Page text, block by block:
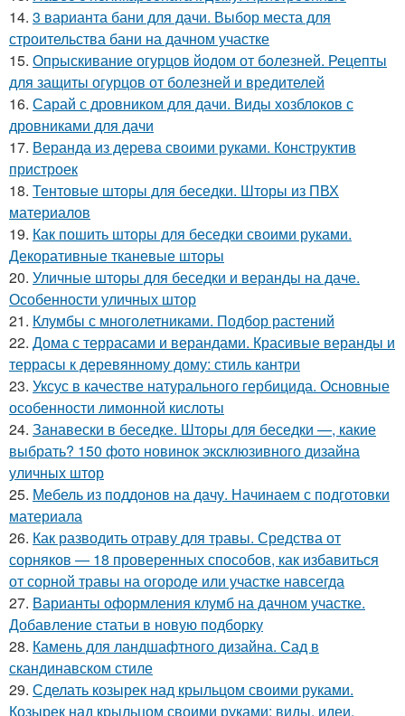
14. 3 варианта бани для дачи. Выбор места для
строительства бани на дачном участке
15. Опрыскивание огурцов йодом от болезней. Рецепты
для защиты огурцов от болезней и вредителей
16. Сарай с дровником для дачи. Виды хозблоков с
дровниками для дачи
17. Веранда из дерева своими руками. Конструктив
пристроек
18. Тентовые шторы для беседки. Шторы из ПВХ
материалов
19. Как пошить шторы для беседки своими руками.
Декоративные тканевые шторы
20. Уличные шторы для беседки и веранды на даче.
Особенности уличных штор
21. Клумбы с многолетниками. Подбор растений
22. Дома с террасами и верандами. Красивые веранды и
террасы к деревянному дому: стиль кантри
23. Уксус в качестве натурального гербицида. Основные
особенности лимонной кислоты
24. Занавески в беседке. Шторы для беседки —, какие
выбрать? 150 фото новинок эксклюзивного дизайна
уличных штор
25. Мебель из поддонов на дачу. Начинаем с подготовки
материала
26. Как разводить отраву для травы. Средства от
сорняков — 18 проверенных способов, как избавиться
от сорной травы на огороде или участке навсегда
27. Варианты оформления клумб на дачном участке.
Добавление статьи в новую подборку
28. Камень для ландшафтного дизайна. Сад в
скандинавском стиле
29. Сделать козырек над крыльцом своими руками.
Козырек над крыльцом своими руками: виды, идеи,